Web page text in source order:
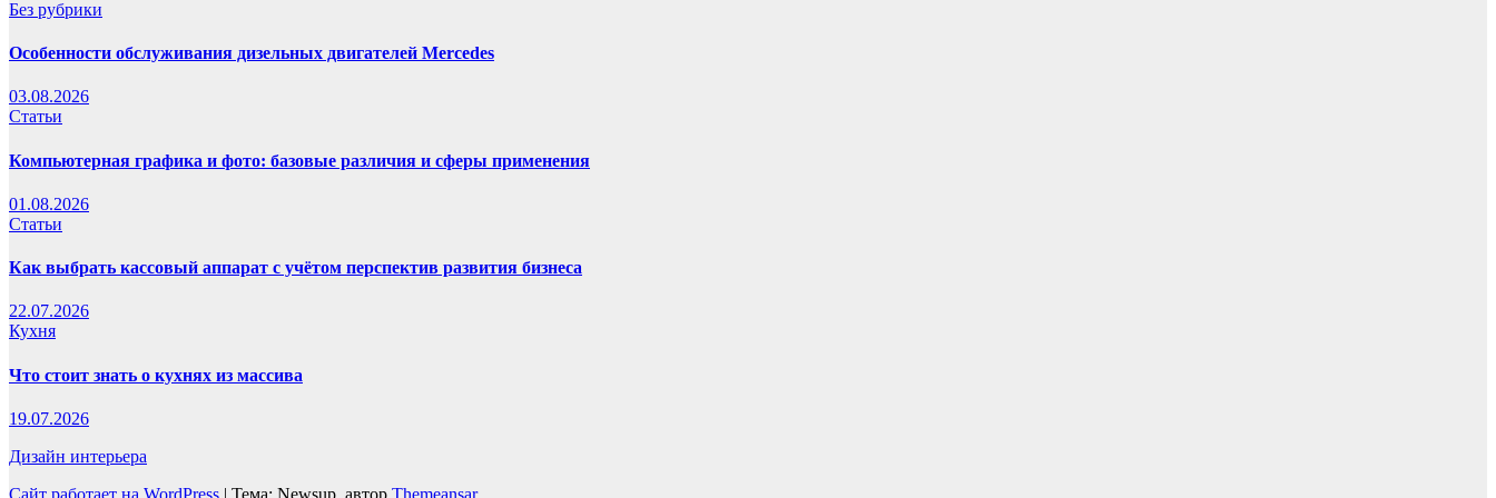
Без рубрики
Особенности обслуживания дизельных двигателей Mercedes
03.08.2026
Статьи
Компьютерная графика и фото: базовые различия и сферы применения
01.08.2026
Статьи
Как выбрать кассовый аппарат с учётом перспектив развития бизнеса
22.07.2026
Кухня
Что стоит знать о кухнях из массива
19.07.2026
Дизайн интерьера
Сайт работает на WordPress | Тема: Newsup, автор Themeansar